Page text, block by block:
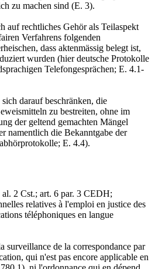
zu machen sind (E. 3).
auf rechtliches Gehör als Teilaspekt
Verfahrens folgenden
dass aktenmässig belegt ist,
wurden (hier deutsche Protokolle
Telefongesprächen; E. 4.1-
darauf beschränken, die
zu bestreiten, ohne im
der geltend gemachten Mängel
namentlich die Bekanntgabe der
E. 4.4).
2 Cst.; art. 6 par. 3 CEDH;
relatives à l'emploi en justice des
téléphoniques en langue
surveillance de la correspondance par
qui n'est pas encore applicable en